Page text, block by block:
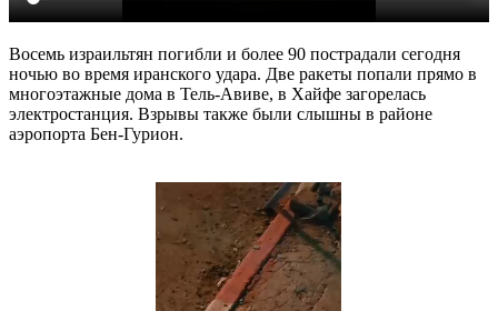
Восемь израильтян погибли и более 90 пострадали сегодня
ночью во время иранского удара. Две ракеты попали прямо в
многоэтажные дома в Тель-Авиве, в Хайфе загорелась
электростанция. Взрывы также были слышны в районе
аэропорта Бен-Гурион.